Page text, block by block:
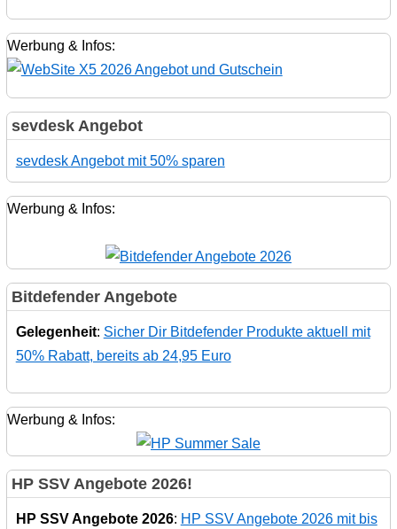
Werbung & Infos:
sevdesk Angebot
sevdesk Angebot mit 50% sparen
Werbung & Infos:
Bitdefender Angebote
Gelegenheit: Sicher Dir Bitdefender Produkte aktuell mit
50% Rabatt, bereits ab 24,95 Euro
Werbung & Infos:
HP SSV Angebote 2026!
HP SSV Angebote 2026: HP SSV Angebote 2026 mit bis